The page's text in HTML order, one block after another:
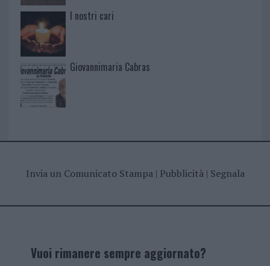
I nostri cari
Giovannimaria Cabras
Invia un Comunicato Stampa| Pubblicità| Segnala
Vuoi rimanere sempre aggiornato?